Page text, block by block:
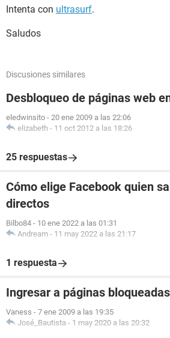
Intenta con ultrasurf.
Saludos
Discusiones similares
Desbloqueo de páginas web
eledwinsito - 20 ene 2009 a las 22:06
elizabeth - 11 oct 2012 a las 18:26
25 respuestas
Cómo elige Facebook quien
directos
Bilbo84 - 10 ene 2022 a las 01:31
Andream - 11 may 2022 a las 21:17
1 respuesta
Ingresar a páginas
Vaness - 7 ene 2009 a las 19:35
José_Bautista - 1 may 2020 a las 20:32